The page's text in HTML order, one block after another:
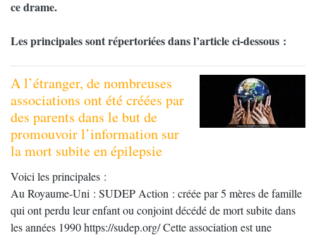
ce drame.
Les principales sont répertoriées dans l’article ci-dessous :
A l’étranger, de nombreuses
associations ont été créées par
des parents dans le but de
promouvoir l’information sur
la mort subite en épilepsie
Voici les principales :
Au Royaume-Uni : SUDEP Action : créée par 5 mères de famille
qui ont perdu leur enfant ou conjoint décédé de mort subite dans
les années 1990 https://sudep.org/ Cette association est une